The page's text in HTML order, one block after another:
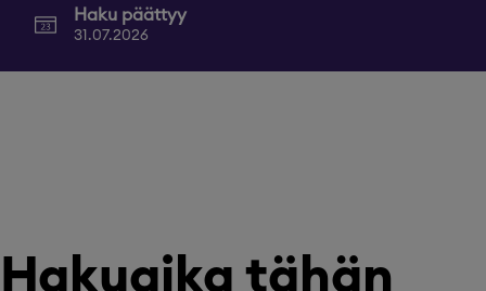
Haku päättyy
31.07.2026
Hakuaika tähän